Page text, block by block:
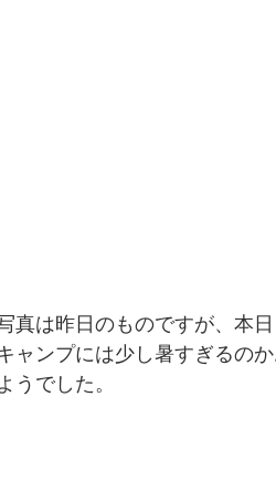
真は昨日のものですが、本
ャンプには少し暑すぎるの
うでした。